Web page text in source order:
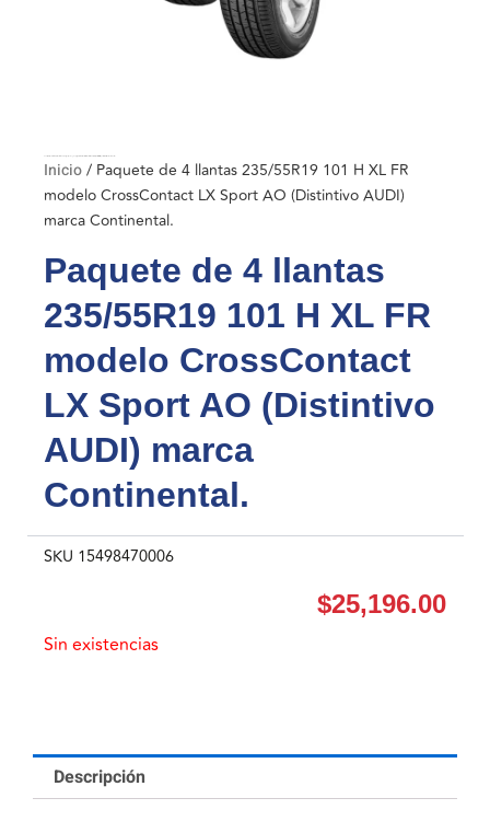
Inicio/ Paquete de 4 llantas 235/55R19 101 H XL FR
modelo CrossContact LX Sport AO (Distintivo AUDI)
marca Continental.
Paquete de 4 llantas
235/55R19 101 H XL FR
modelo CrossContact
LX Sport AO (Distintivo
AUDI) marca
Continental.
SKU 15498470006
$25,196.00
Sin existencias
Descripción